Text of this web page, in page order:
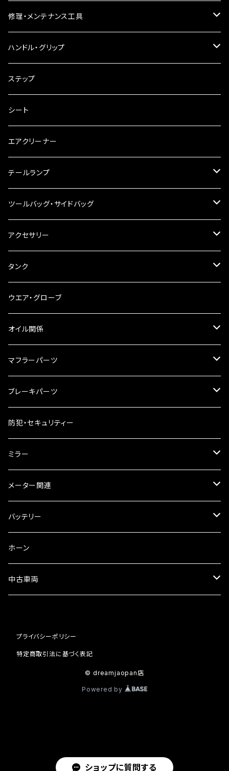
ショップに質問する
バードゲージウインカー
ウインカークランプ
フォグランプ
配線・リレー
修理・メンテナンス工具
インテークマニホールド
電装・配線・キボシ等
キャブレター
チェーン
工具類
ハンドル・グリップ
グリップ
バーハン
ハンドルパーツ
ハンドルスイッチ
その他
ハンドルポスト
ハンドルブレース
ステアリングダンパー
ブレーキ・クラッチレバー
スマホホルダー
ステップ
シート
エアクリーナー
テールランプ
ナンバー灯
ツールバッグ・サイドバッグ
ツールバッグ
サイドバッグ
サイドバッグサポート
リアBOX
ハードケース
アクセサリー
USB電源
電装系
タンク
タンク本体
タンクキャップ
タンクシール
ケミカル
ウエア・グローブ
オイル関係
4スト用エンジンオイル
2スト用エンジンオイル
ギアオイル
オイルクーラー
ラジエーター
フォークオイル
マフラーパーツ
マフラーガード
バンテージタイプ
スリップオン
サイレンサー
ブレーキパーツ
ブレーキシュー
ブレーキパット
ブレーキオイル
その他
防犯・セキュリティー
ミラー
ミラー本体
ミラーアダプター
ミラーその他
メーター関連
スピードメーター
タコメーター
セット
バッテリー
バッテリー充電器
ホーン
中古車両
ホンダ
プライバシーポリシー
特定商取引法に基づく表記
© dreamjaopan店
Powered by